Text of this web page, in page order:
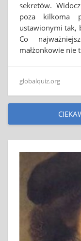
sekretów.
poza kilkoma
ustawionymi tak,
Co
małżonkowie nie
globalquiz.org